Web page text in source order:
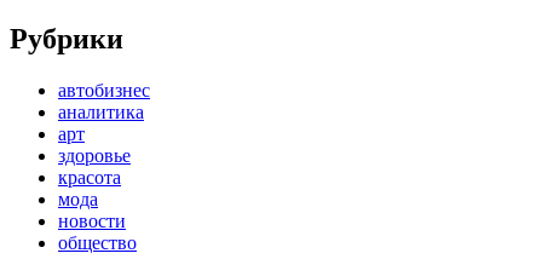
Рубрики
автобизнес
аналитика
арт
здоровье
красота
мода
новости
общество